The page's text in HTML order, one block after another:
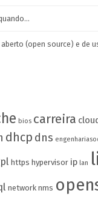
(open source) e de
bios carreira
dhcp dns
https hypervisor ip lan
network nms